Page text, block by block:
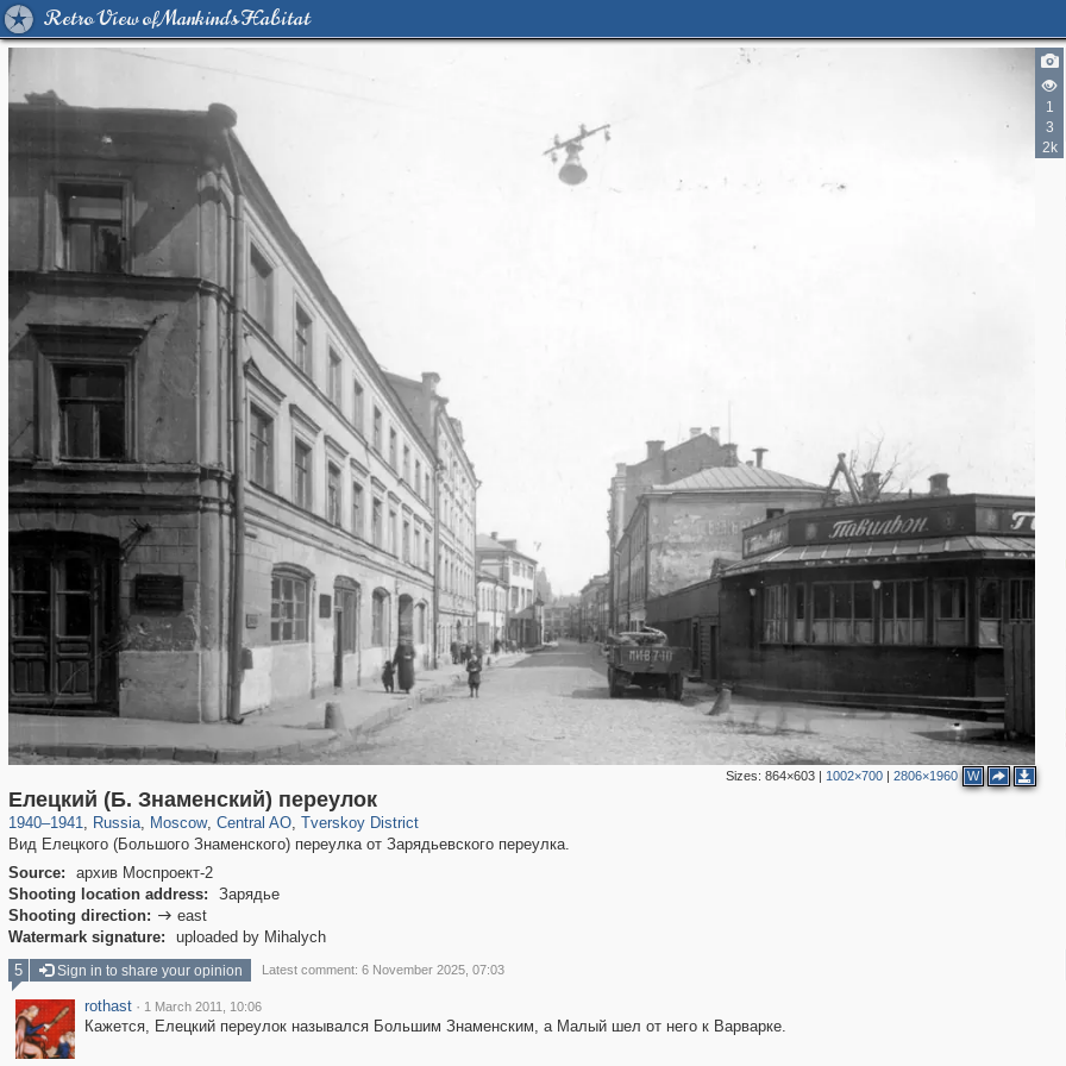
Retro View of Mankind's Habitat
1
3
2k
Sizes: 864×603| 1002×700| 2806×1960 W
Елецкий (Б. Знаменский) переулок
1940–1941, Russia
1,406,803 29,243
, Moscow
319,864 8,286
, Central AO
160,012 5,916
, Tverskoy District
53,052 2,283
Вид Елецкого (Большого Знаменского) переулка от Зарядьевского переулка.
Source:
архив Моспроект-2
Shooting location address:
Зарядье
Shooting direction:  east
Watermark signature:
uploaded by Mihalych
2
5
5
13
6
13
9
5 Sign in to share your opinion Latest comment: 6 November 2025, 07:03
rothast · 1 March 2011, 10:06
Кажется, Елецкий переулок назывался Большим Знаменским, а Малый шел от него к Варварке.